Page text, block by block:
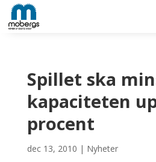
Spillet ska
kapaciteten
procent
dec 13, 2010 | Nyheter